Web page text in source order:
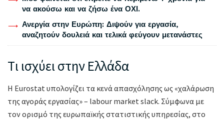
να ακούσω και να ζήσω ένα ΟΧΙ.
Ανεργία στην Ευρώπη: Διψούν για εργασία,
αναζητούν δουλειά και τελικά φεύγουν μετανάστες
Tι ισχύει στην Ελλάδα
H Εurostat υπολογίζει τα κενά απασχόλησης ως «χαλάρωση
της αγοράς εργασίας» – labour market slack. Σύμφωνα με
τον ορισμό της ευρωπαϊκής στατιστικής υπηρεσίας, στο